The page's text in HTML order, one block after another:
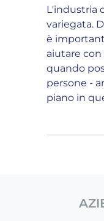
L'industria
variegata.
è
aiutare
quando
persone -
piano in